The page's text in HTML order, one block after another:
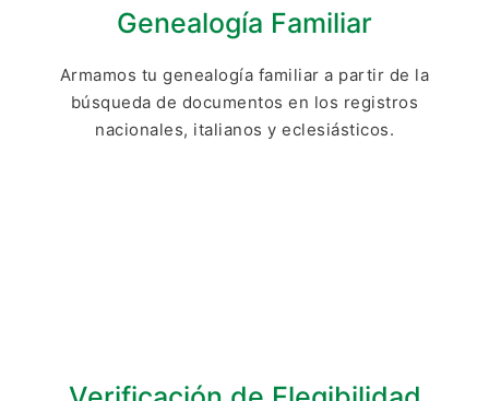
Genealogía Familiar
Armamos tu genealogía familiar a partir de la
búsqueda de documentos en los registros
nacionales, italianos y eclesiásticos.